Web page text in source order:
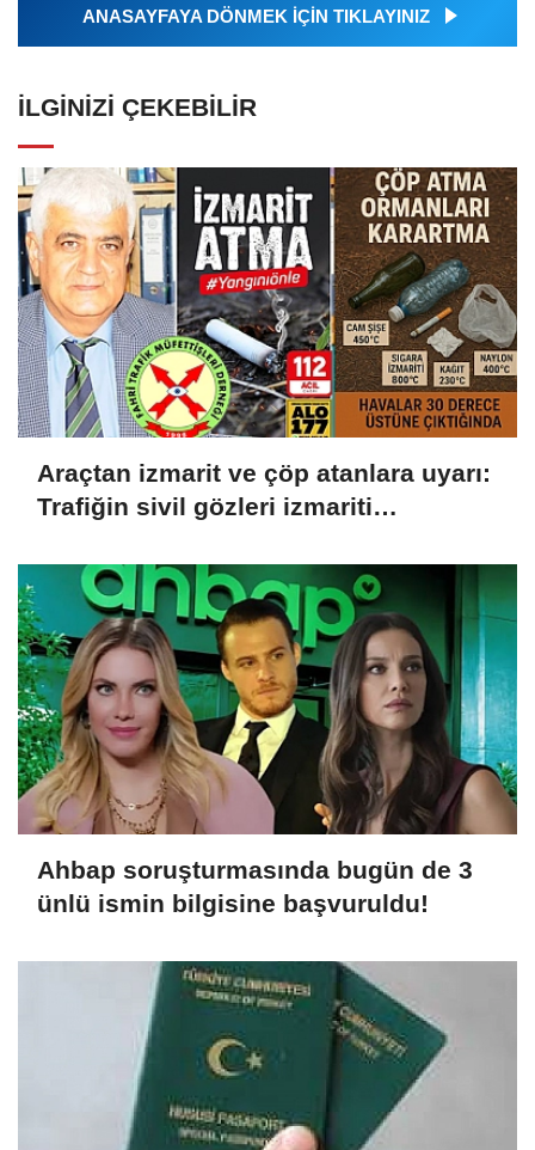
ANASAYFAYA DÖNMEK İÇİN TIKLAYINIZ
İLGINIZI ÇEKEBILIR
Araçtan izmarit ve çöp atanlara uyarı:
Trafiğin sivil gözleri izmariti
Ahbap soruşturmasında bugün de 3
ünlü ismin bilgisine başvuruldu!